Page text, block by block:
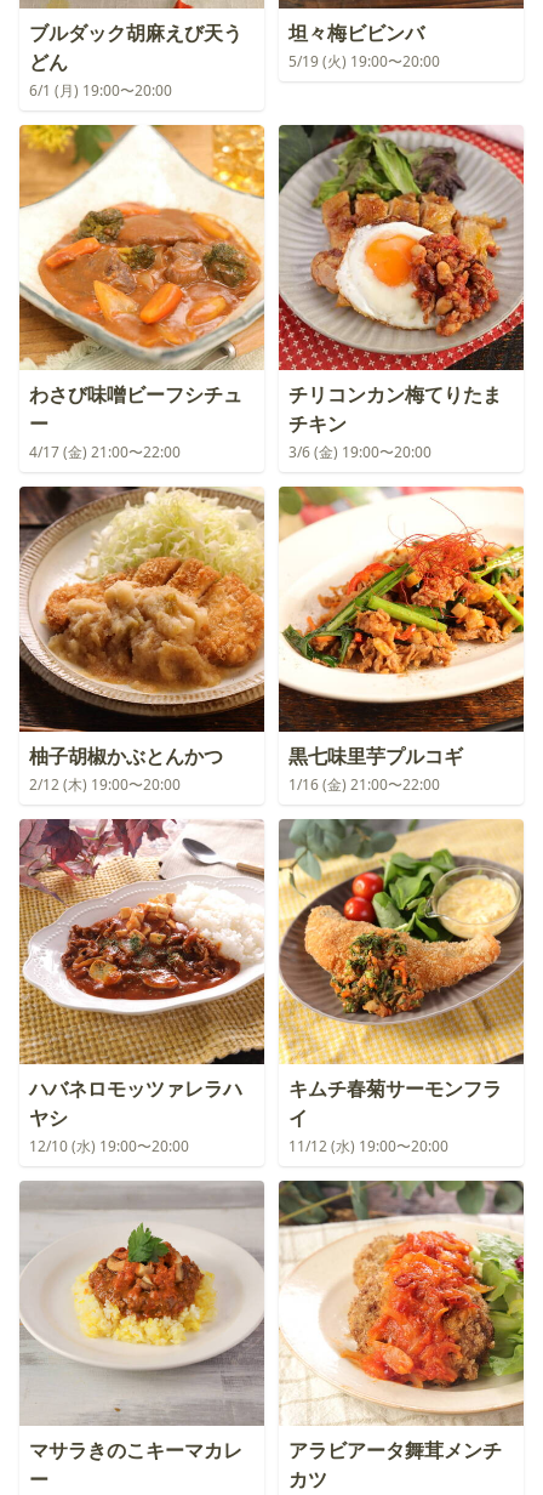
ブルダック胡麻えび天う
どん
6/1 (月) 19:00〜20:00
坦々梅ビビンバ
5/19 (火) 19:00〜20:00
わさび味噌ビーフシチュ
ー
4/17 (金) 21:00〜22:00
チリコンカン梅てりたま
チキン
3/6 (金) 19:00〜20:00
柚子胡椒かぶとんかつ
2/12 (木) 19:00〜20:00
黒七味里芋プルコギ
1/16 (金) 21:00〜22:00
ハバネロモッツァレラハ
ヤシ
12/10 (水) 19:00〜20:00
キムチ春菊サーモンフラ
イ
11/12 (水) 19:00〜20:00
マサラきのこキーマカレ
ー
アラビアータ舞茸メンチ
カツ